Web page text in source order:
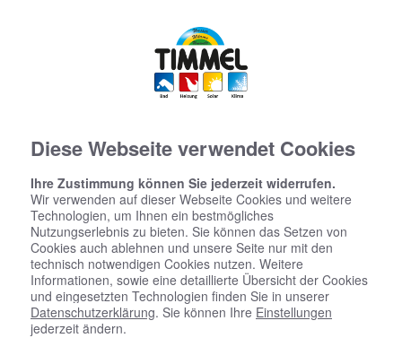
Diese Webseite verwendet Cookies
Ihre Zustimmung können Sie jederzeit widerrufen.
Wir verwenden auf dieser Webseite Cookies und weitere
Technologien, um Ihnen ein bestmögliches
Nutzungserlebnis zu bieten. Sie können das Setzen von
Cookies auch ablehnen und unsere Seite nur mit den
technisch notwendigen Cookies nutzen. Weitere
Informationen, sowie eine detaillierte Übersicht der Cookies
und eingesetzten Technologien finden Sie in unserer
Datenschutzerklärung. Sie können Ihre Einstellungen
jederzeit ändern.